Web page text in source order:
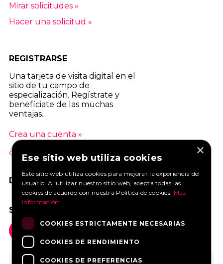
Mirar solicitudes »
Hacer una solicitud »
REGISTRARSE
Una tarjeta de visita digital en el
sitio de tu campo de
especialización. Regístrate y
benefíciate de las muchas
ventajas.
Crea una cuenta »
¿Cuáles son las ventajas? »
DANOS UN ME GUSTA EN FACEBOOK
SOCIAL MEDIA
×
Ese sitio web utiliza cookies
Este sitio web utiliza cookies para mejorar la experiencia del
usuario. Al utilizar nuestro sitio web, acepta todas las
cookies de acuerdo con nuestra Política de cookies. Más
información
COOKIES ESTRICTAMENTE NECESARIAS
COOKIES DE RENDIMIENTO
COOKIES DE PREFERENCIAS